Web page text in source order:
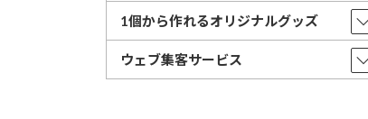
1個から作れるオリジナルグッズ
ウェブ集客サービス